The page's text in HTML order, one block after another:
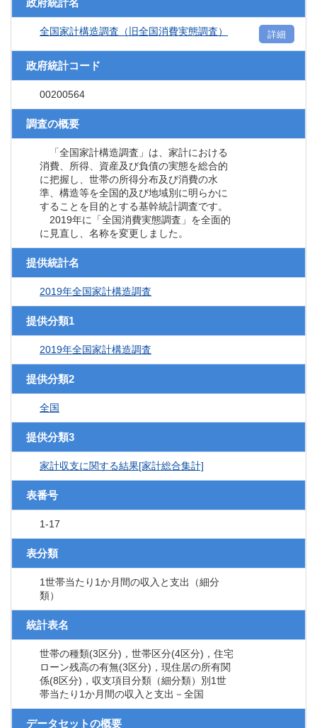
政府統計名
全国家計構造調査（旧全国消費実態調査） 詳細
政府統計コード
00200564
調査の概要
「全国家計構造調査」は、家計における
消費、所得、資産及び負債の実態を総合的
に把握し、世帯の所得分布及び消費の水
準、構造等を全国的及び地域別に明らかに
することを目的とする基幹統計調査です。
2019年に「全国消費実態調査」を全面的
に見直し、名称を変更しました。
提供統計名
2019年全国家計構造調査
提供分類1
2019年全国家計構造調査
提供分類2
全国
提供分類3
家計収支に関する結果[家計総合集計]
表番号
1-17
表分類
1世帯当たり1か月間の収入と支出（細分
類）
統計表名
世帯の種類(3区分)，世帯区分(4区分)，住宅
ローン残高の有無(3区分)，現住居の所有関
係(8区分)，収支項目分類（細分類）別1世
帯当たり1か月間の収入と支出－全国
データセットの概要